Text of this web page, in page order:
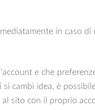
in caso di
e che
cambi idea, è
al sito con il proprio